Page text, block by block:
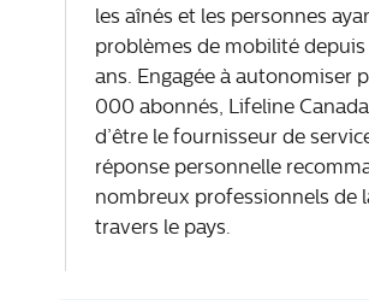
les aînés et les personnes
problèmes de mobilité
ans. Engagée à autonomiser
000 abonnés, Lifeline
d’être le fournisseur de
réponse personnelle
nombreux professionnels de
travers le pays.